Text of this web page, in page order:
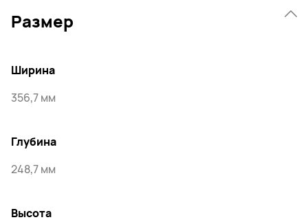
Размер
Ширина
356,7 мм
Глубина
248,7 мм
Высота